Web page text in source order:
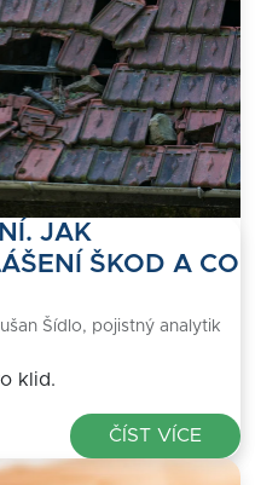
JAK
ŠKOD A CO
Šídlo, pojistný analytik
klid.
ČÍST VÍCE